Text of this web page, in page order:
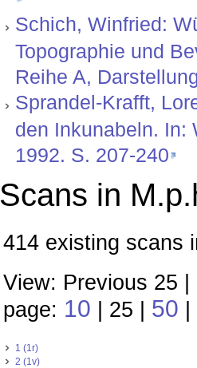
Schich, Winfried:
Topographie und
Reihe A,
Sprandel-Krafft,
den Inkunabeln. In:
1992. S. 207-240
Scans in
414 existing scans
View: Previous 25 |
page: 10 | 25 | 50
1 (1r)
2 (1v)